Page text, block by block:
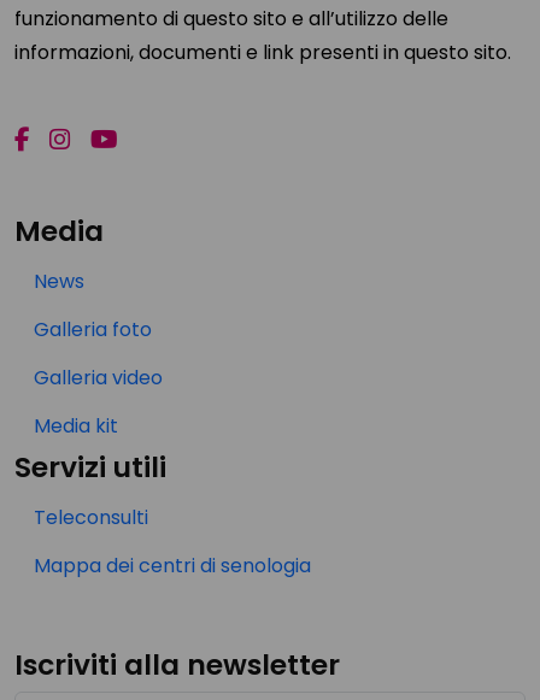
funzionamento di questo sito e all’utilizzo delle
informazioni, documenti e link presenti in questo sito.
Media
News
Galleria foto
Galleria video
Media kit
Servizi utili
Teleconsulti
Mappa dei centri di senologia
Iscriviti alla newsletter